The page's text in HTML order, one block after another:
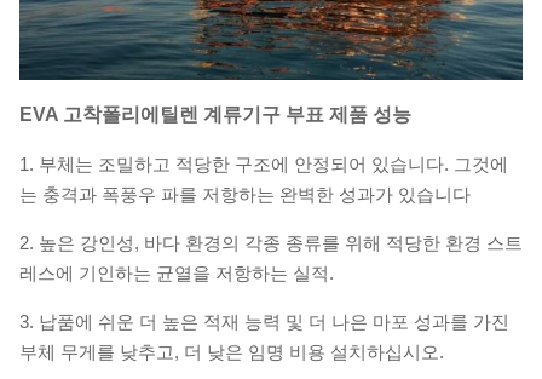
EVA 고착폴리에틸렌 계류기구 부표 제품 성능
1. 부체는 조밀하고 적당한 구조에 안정되어 있습니다. 그것에
는 충격과 폭풍우 파를 저항하는 완벽한 성과가 있습니다
2. 높은 강인성, 바다 환경의 각종 종류를 위해 적당한 환경 스트
레스에 기인하는 균열을 저항하는 실적.
3. 납품에 쉬운 더 높은 적재 능력 및 더 나은 마포 성과를 가진
부체 무게를 낮추고, 더 낮은 임명 비용 설치하십시오.